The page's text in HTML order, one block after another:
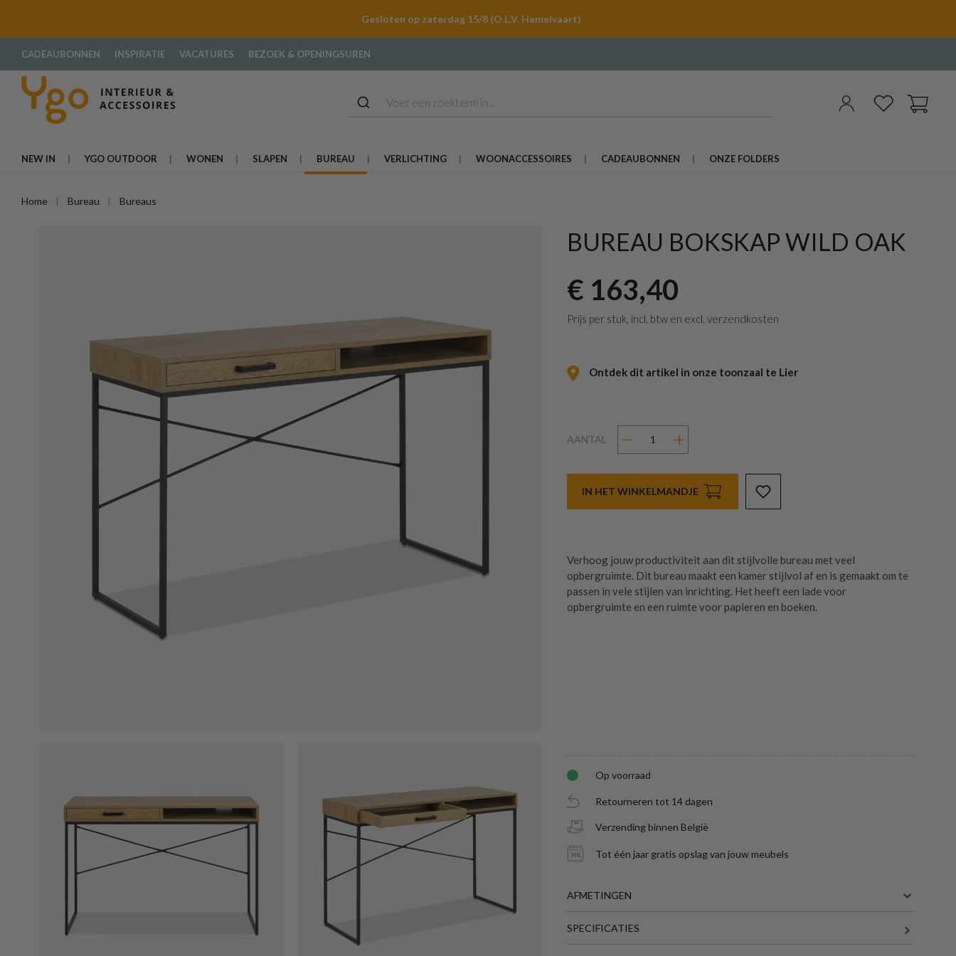
Gesloten op zaterdag 15/8 (O.L.V. Hemelvaart)
CADEAUBONNEN INSPIRATIE VACATURES BEZOEK & OPENINGSUREN
NEW IN YGO OUTDOOR WONEN SLAPEN BUREAU VERLICHTING WOONACCESSOIRES CADEAUBONNEN ONZE FOLDERS
Home Bureau Bureaus
BUREAU BOKSKAP WILD OAK
€ 163,40
Prijs per stuk, incl. btw en excl. verzendkosten
Ontdek dit artikel in onze toonzaal te Lier
AANTAL
IN HET WINKELMANDJE
Verhoog jouw productiviteit aan dit stijlvolle bureau met veel
opbergruimte. Dit bureau maakt een kamer stijlvol af en is gemaakt om te
passen in vele stijlen van inrichting. Het heeft een lade voor
opbergruimte en een ruimte voor papieren en boeken.
Op voorraad
Retourneren tot 14 dagen
Verzending binnen België
Tot één jaar gratis opslag van jouw meubels
AFMETINGEN
SPECIFICATIES